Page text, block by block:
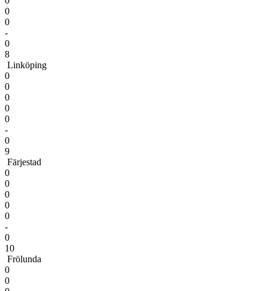
0
0
-
0
8
Linköping
0
0
0
0
0
-
0
9
Färjestad
0
0
0
0
0
-
0
10
Frölunda
0
0